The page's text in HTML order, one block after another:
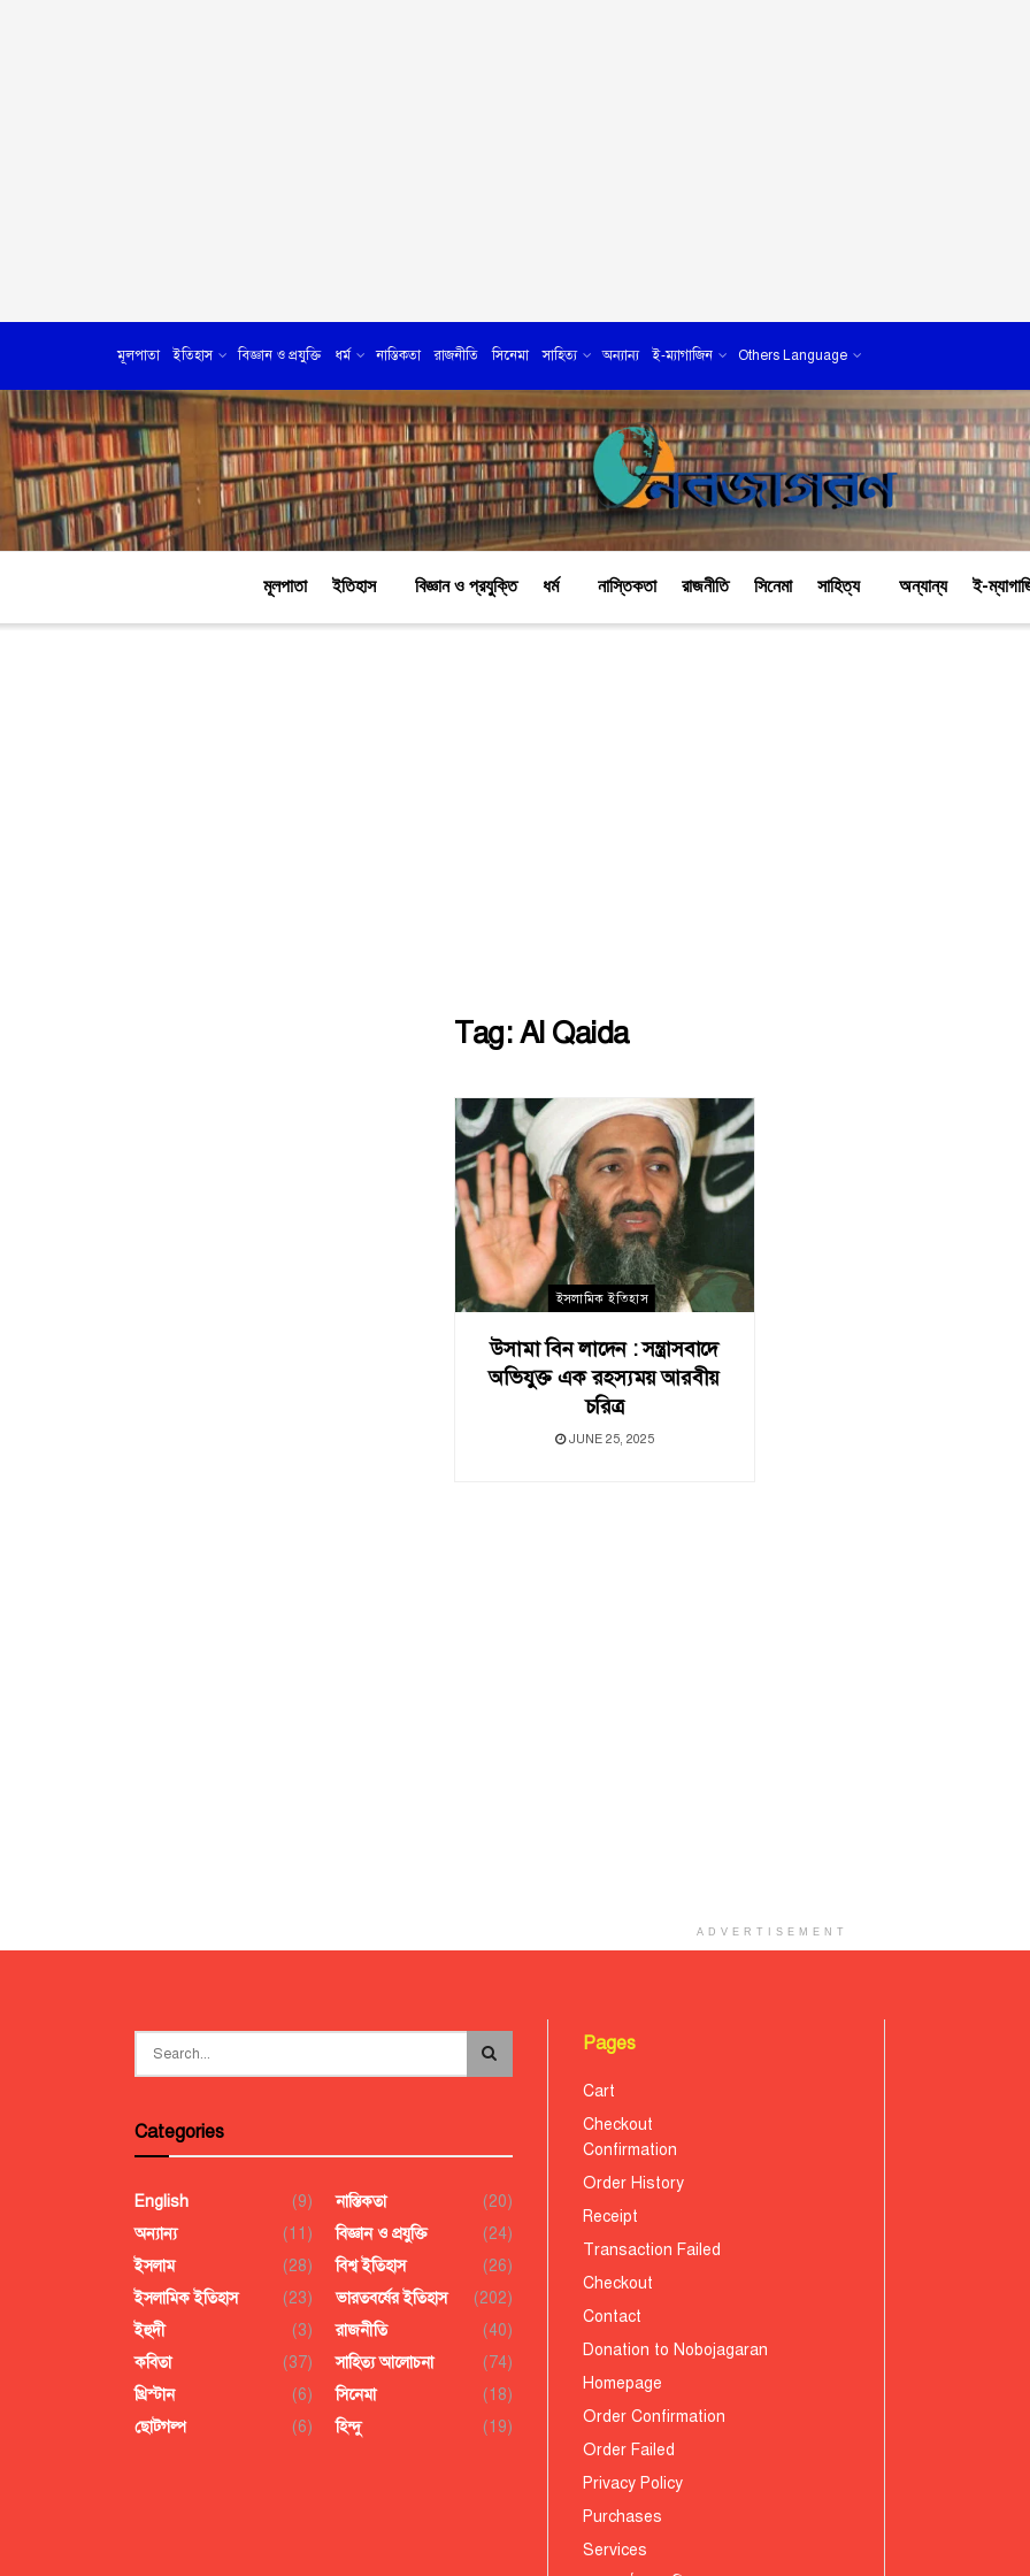
মূলপাতা ইতিহাস বিজ্ঞান ও প্রযুক্তি ধর্ম নাস্তিকতা রাজনীতি সিনেমা সাহিত্য অন্যান্য ই-ম্যাগাজিন Others Language
মূলপাতা ইতিহাস বিজ্ঞান ও প্রযুক্তি ধর্ম নাস্তিকতা রাজনীতি সিনেমা সাহিত্য অন্যান্য ই-
Tag:Al Qaida
ইসলামিক ইতিহাস
উসামা বিন লাদেন : সন্ত্রাসবাদে
অভিযুক্ত এক রহস্যময় আরবীয়
চরিত্র
JUNE 25, 2025
ADVERTISEMENT
Categories
English
(9)
অন্যান্য
(11)
ইসলাম
(28)
ইসলামিক ইতিহাস
(23)
ইহুদী
(3)
কবিতা
(37)
খ্রিস্টান
(6)
ছোটগল্প
(6)
নাস্তিকতা
(20)
বিজ্ঞান ও প্রযুক্তি
(24)
বিশ্ব ইতিহাস
(26)
ভারতবর্ষের ইতিহাস
(202)
রাজনীতি
(40)
সাহিত্য আলোচনা
(74)
সিনেমা
(18)
হিন্দু
(19)
Pages
Cart
Checkout
Confirmation
Order History
Receipt
Transaction Failed
Checkout
Contact
Donation to Nobojagaran
Homepage
Order Confirmation
Order Failed
Privacy Policy
Purchases
Services